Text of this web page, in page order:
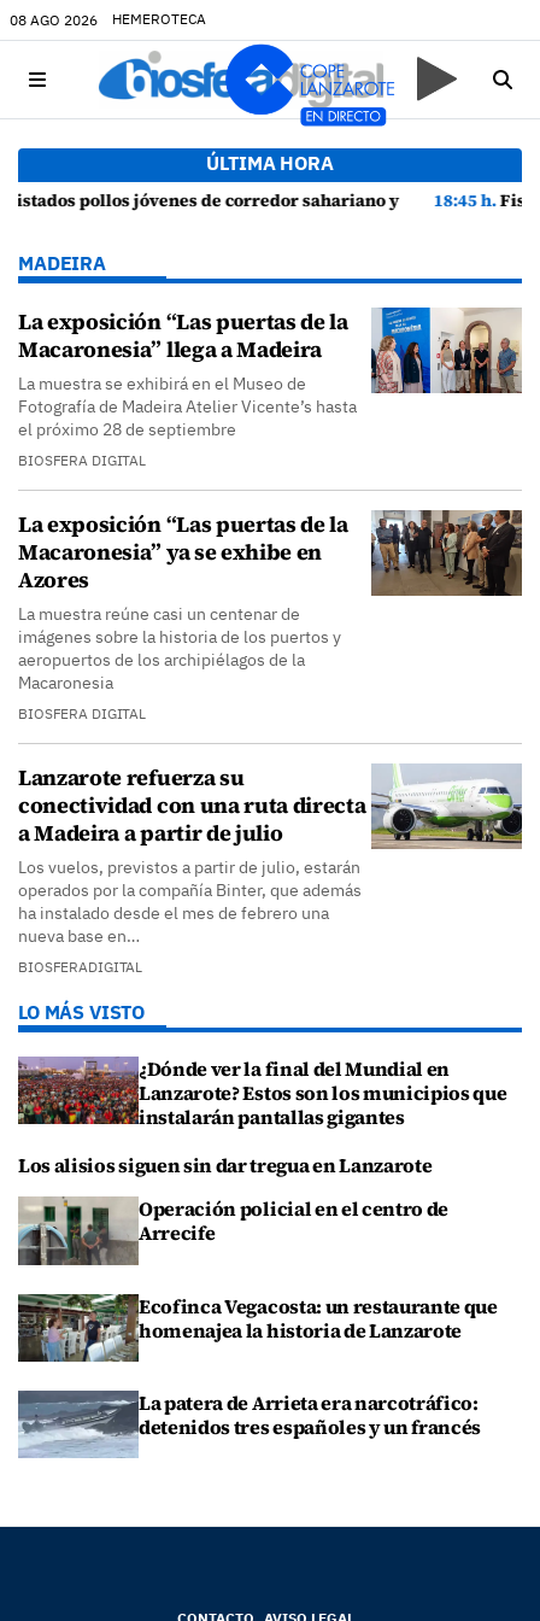
08 AGO 2026 HEMEROTECA
ÚLTIMA HORA
de cortejo de hubara cerca del rally de Lanzarote
18:45 h.Fiscalía denuncia a Yonathan de León y a Echedey
MADEIRA
La exposición “Las puertas de la
Macaronesia” llega a Madeira
La muestra se exhibirá en el Museo de
Fotografía de Madeira Atelier Vicente’s hasta
el próximo 28 de septiembre
BIOSFERA DIGITAL
La exposición “Las puertas de la
Macaronesia” ya se exhibe en
Azores
La muestra reúne casi un centenar de
imágenes sobre la historia de los puertos y
aeropuertos de los archipiélagos de la
Macaronesia
BIOSFERA DIGITAL
Lanzarote refuerza su
conectividad con una ruta directa
a Madeira a partir de julio
Los vuelos, previstos a partir de julio, estarán
operados por la compañía Binter, que además
ha instalado desde el mes de febrero una
nueva base en…
BIOSFERADIGITAL
LO MÁS VISTO
¿Dónde ver la final del Mundial en
Lanzarote? Estos son los municipios que
instalarán pantallas gigantes
Los alisios siguen sin dar tregua en Lanzarote
Operación policial en el centro de
Arrecife
Ecofinca Vegacosta: un restaurante que
homenajea la historia de Lanzarote
La patera de Arrieta era narcotráfico:
detenidos tres españoles y un francés